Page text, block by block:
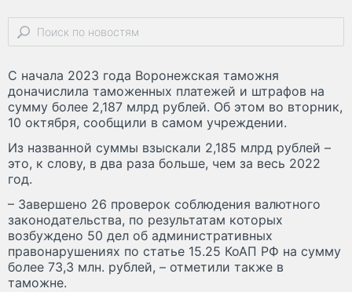
С начала 2023 года Воронежская таможня
доначислила таможенных платежей и штрафов на
сумму более 2,187 млрд рублей. Об этом во вторник,
10 октября, сообщили в самом учреждении.
Из названной суммы взыскали 2,185 млрд рублей –
это, к слову, в два раза больше, чем за весь 2022
год.
– Завершено 26 проверок соблюдения валютного
законодательства, по результатам которых
возбуждено 50 дел об административных
правонарушениях по статье 15.25 КоАП РФ на сумму
более 73,3 млн. рублей, – отметили также в
таможне.